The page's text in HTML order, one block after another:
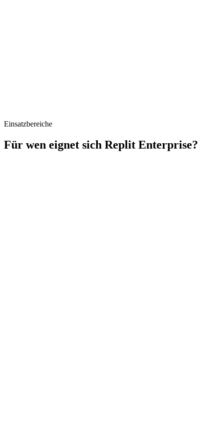
Einsatzbereiche
Für wen eignet sich Replit Enterprise?